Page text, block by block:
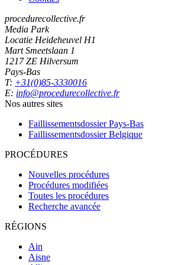
procedurecollective.fr
Media Park
Locatie Heideheuvel H1
Mart Smeetslaan 1
1217 ZE Hilversum
Pays-Bas
T: +31(0)85-3330016
E: info@procedurecollective.fr
Nos autres sites
Faillissementsdossier Pays-Bas
Faillissementsdossier Belgique
PROCÉDURES
Nouvelles procédures
Procédures modifiées
Toutes les procédures
Recherche avancée
RÉGIONS
Ain
Aisne